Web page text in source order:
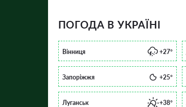
ПОГОДА В УКРАЇНІ
Вінниця +27°
Запоріжжя +25°
Луганськ +38°